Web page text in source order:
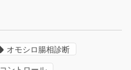
オモシロ腸相診断